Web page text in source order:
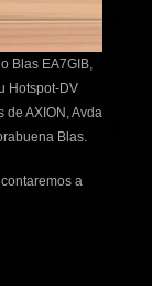
Blas EA7GIB,
Hotspot-DV
AXION, Avda
Blas.
a